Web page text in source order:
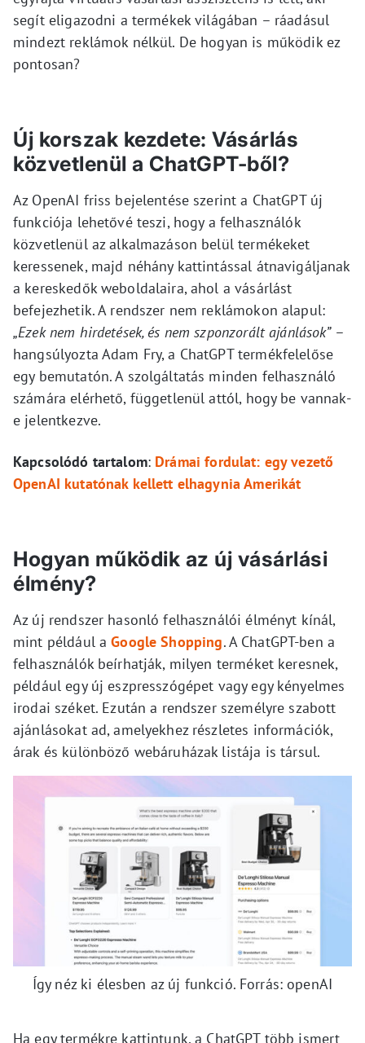
segít eligazodni a termékek világában – ráadásul
mindezt reklámok nélkül. De hogyan is működik ez
pontosan?
Új korszak kezdete: Vásárlás
közvetlenül a ChatGPT-ből?
Az OpenAI friss bejelentése szerint a ChatGPT új
funkciója lehetővé teszi, hogy a felhasználók
közvetlenül az alkalmazáson belül termékeket
keressenek, majd néhány kattintással átnavigáljanak
a kereskedők weboldalaira, ahol a vásárlást
befejezhetik. A rendszer nem reklámokon alapul:
„Ezek nem hirdetések, és nem szponzorált ajánlások”–
hangsúlyozta Adam Fry, a ChatGPT termékfelelőse
egy bemutatón. A szolgáltatás minden felhasználó
számára elérhető, függetlenül attól, hogy be vannak-
e jelentkezve.
Kapcsolódó tartalom: Drámai fordulat: egy vezető
OpenAI kutatónak kellett elhagynia Amerikát
Hogyan működik az új vásárlási
élmény?
Az új rendszer hasonló felhasználói élményt kínál,
mint például aGoogle Shopping. A ChatGPT-ben a
felhasználók beírhatják, milyen terméket keresnek,
például egy új eszpresszógépet vagy egy kényelmes
irodai széket. Ezután a rendszer személyre szabott
ajánlásokat ad, amelyekhez részletes információk,
árak és különböző webáruházak listája is társul.
Így néz ki élesben az új funkció. Forrás: openAI
Ha egy termékre kattintunk, a ChatGPT több ismert